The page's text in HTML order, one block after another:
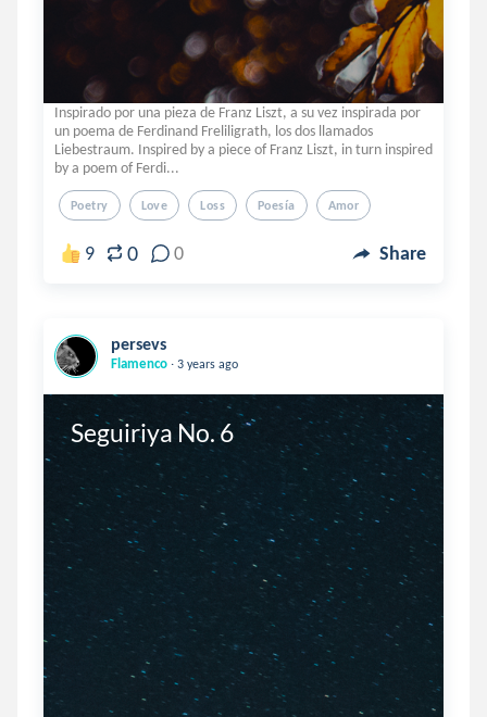
Inspirado por una pieza de Franz Liszt, a su vez inspirada por
un poema de Ferdinand Freliligrath, los dos llamados
Liebestraum. Inspired by a piece of Franz Liszt, in turn inspired
by a poem of Ferdi...
Poetry Love Loss Poesía Amor
9 0 0 Share
persevs
Flamenco . 3 years ago
Seguiriya No. 6